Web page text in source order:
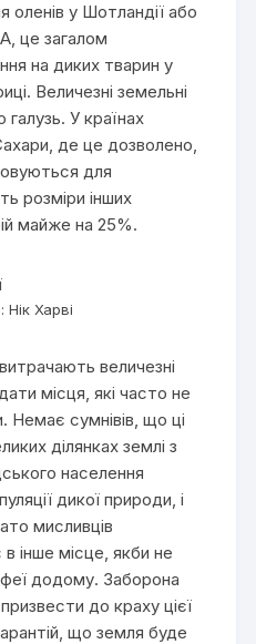
оленів у Шотландії або
це загалом
на диких тварин у
Величезні земельні
галузь. У країнах
де це дозволено,
для
розміри інших
майже на 25%.
Харві
величезні
місця, які часто не
Немає сумнівів, що ці
ділянках землі з
населення
дикої природи, і
мисливців
в інше місце, якби не
додому. Заборона
до краху цієї
що земля буде